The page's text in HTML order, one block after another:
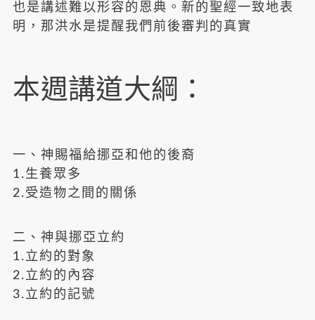
也是講述難以形容的恩典。新的聖經一致地表
明，那洪水是提醒我們前後審判的真實
本週講道大綱：
一、神賜福給挪亞和他的後裔
1.生養眾多
2.受造物之間的關係
二、神與挪亞立約
1.立約的對象
2.立約的內容
3.立約的記號